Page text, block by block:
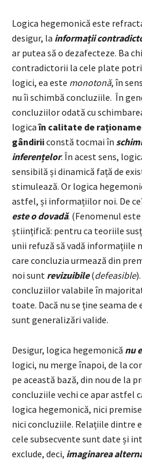
Logica hegemonică este
desigur, la informații
ar putea să o dezafecteze. Ba
contradictorii la cele plate
logici, ea este monotonă, în
nu îi schimbă concluziile. În
concluziilor odată cu
logicaîn calitate de
gândiriiconstă tocmai în
inferențelor. În acest sens,
sensibilă și dinamică față de
stimulează. Or logica
astfel, și informațiilor noi. De
este o dovadă. (Fenomenul
științifică: pentru ca teoriile
unii refuză să vadă informațiile
care concluzia urmează din
noi sunt revizuibile(defeasible
concluziilor valabile în
toate. Dacă nu se ține seama
sunt generalizări valide.
Desigur, logica hegemonică nu
logici, nu merge înapoi, de la
pe această bază, din nou de la
concluziile vechi ce apar astfel
logica hegemonică, nici
nici concluziile. Relațiile dintre
cele subsecvente sunt date și
exclude, deci, imaginarea